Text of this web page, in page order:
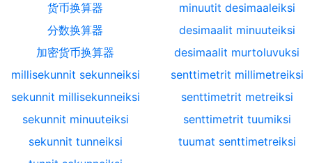
货币换算器
分数换算器
加密货币换算器
millisekunnit sekunneiksi
sekunnit millisekunneiksi
sekunnit minuuteiksi
sekunnit tunneiksi
minuutit desimaaleiksi
desimaalit minuuteiksi
desimaalit murtoluvuksi
senttimetrit millimetreiksi
senttimetrit metreiksi
senttimetrit tuumiksi
tuumat senttimetreiksi